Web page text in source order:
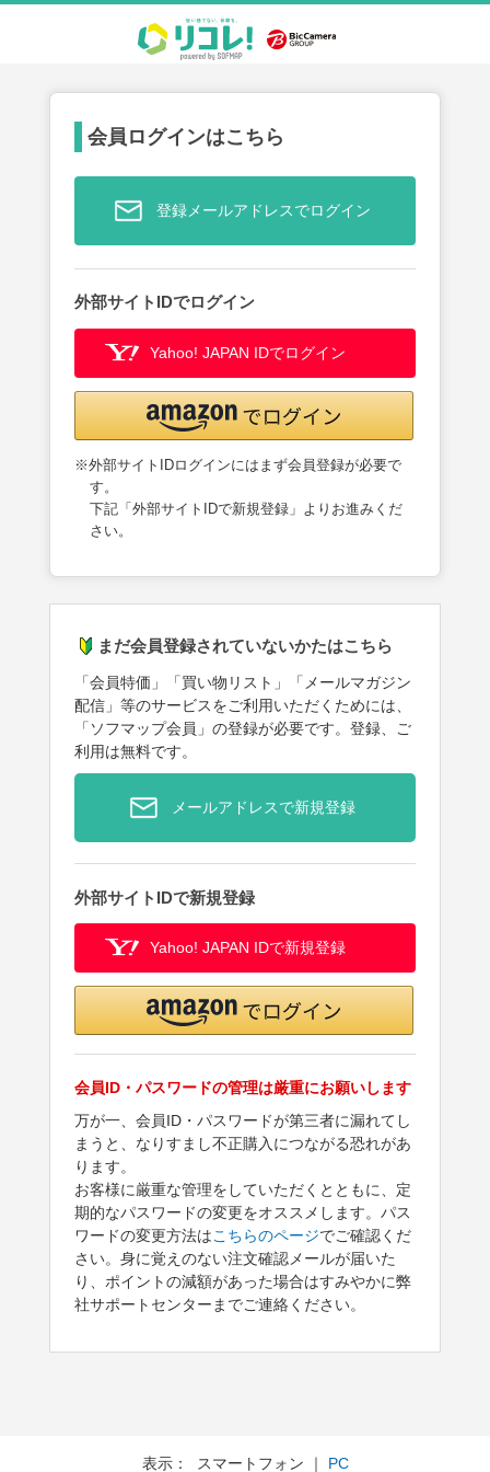
会員ログインはこちら
登録メールアドレスでログイン
外部サイトIDでログイン
Yahoo! JAPAN IDでログイン
※外部サイトIDログインにはまず会員登録が必要で
す。
下記「外部サイトIDで新規登録」よりお進みくだ
さい。
まだ会員登録されていないかたはこちら
「会員特価」「買い物リスト」「メールマガジン
配信」等のサービスをご利用いただくためには、
「ソフマップ会員」の登録が必要です。登録、ご
利用は無料です。
メールアドレスで新規登録
外部サイトIDで新規登録
Yahoo! JAPAN IDで新規登録
会員ID・パスワードの管理は厳重にお願いします
万が一、会員ID・パスワードが第三者に漏れてし
まうと、なりすまし不正購入につながる恐れがあ
ります。
お客様に厳重な管理をしていただくとともに、定
期的なパスワードの変更をオススメします。パス
ワードの変更方法はこちらのページでご確認くだ
さい。身に覚えのない注文確認メールが届いた
り、ポイントの減額があった場合はすみやかに弊
社サポートセンターまでご連絡ください。
表示： スマートフォン ｜ PC